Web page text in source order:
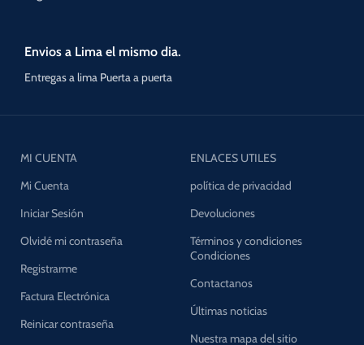
Envios a Lima el mismo dia.
Entregas a lima Puerta a puerta
MI CUENTA
Mi Cuenta
Iniciar Sesión
Olvidé mi contraseña
Registrarme
Factura Electrónica
Reinicar contraseña
ENLACES UTILES
política de privacidad
Devoluciones
Términos y condiciones
Condiciones
Contactanos
Últimas noticias
Nuestra mapa del sitio